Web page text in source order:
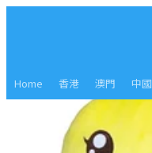
Home 香港 澳門 中國